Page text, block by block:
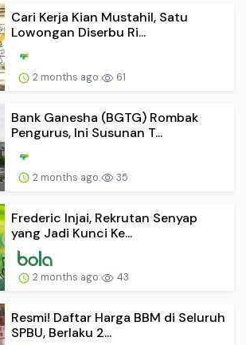
Cari Kerja Kian Mustahil, Satu
Lowongan Diserbu Ri...
2 months ago 61
Bank Ganesha (BGTG) Rombak
Pengurus, Ini Susunan T...
2 months ago 35
Frederic Injai, Rekrutan Senyap
yang Jadi Kunci Ke...
2 months ago 43
Resmi! Daftar Harga BBM di Seluruh
SPBU, Berlaku 2...